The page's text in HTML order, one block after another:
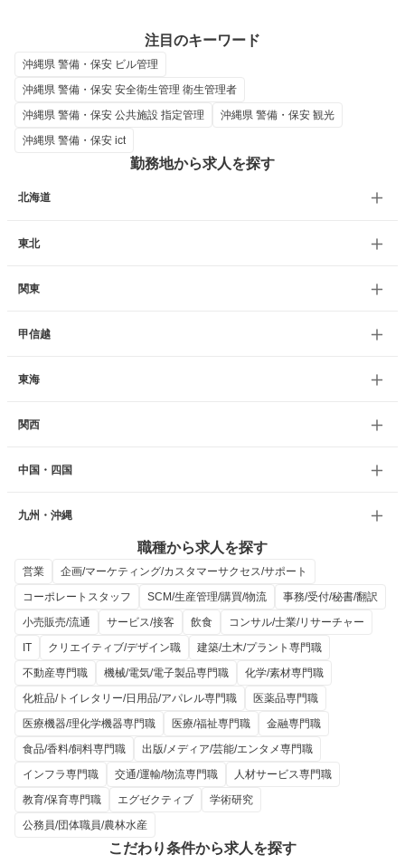
注目のキーワード
沖縄県 警備・保安 ビル管理
沖縄県 警備・保安 安全衛生管理 衛生管理者
沖縄県 警備・保安 公共施設 指定管理
沖縄県 警備・保安 観光
沖縄県 警備・保安 ict
勤務地から求人を探す
北海道
東北
関東
甲信越
東海
関西
中国・四国
九州・沖縄
職種から求人を探す
営業
企画/マーケティング/カスタマーサクセス/サポート
コーポレートスタッフ
SCM/生産管理/購買/物流
事務/受付/秘書/翻訳
小売販売/流通
サービス/接客 飲食
コンサル/士業/リサーチャー
IT
クリエイティブ/デザイン職
建築/土木/プラント専門職
不動産専門職
機械/電気/電子製品専門職
化学/素材専門職
化粧品/トイレタリー/日用品/アパレル専門職
医薬品専門職
医療機器/理化学機器専門職
医療/福祉専門職
金融専門職
食品/香料/飼料専門職
出版/メディア/芸能/エンタメ専門職
インフラ専門職
交通/運輸/物流専門職
人材サービス専門職
教育/保育専門職
エグゼクティブ
学術研究
公務員/団体職員/農林水産
こだわり条件から求人を探す